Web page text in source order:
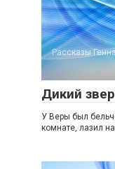
Рассказы
Дикий
У Веры был
комнате, лазил